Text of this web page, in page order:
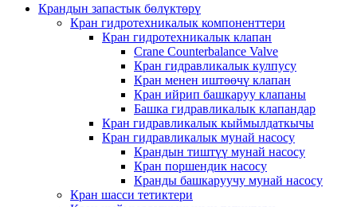
Крандын запастык бөлүктөрү
Кран гидротехникалык компоненттери
Кран гидротехникалык клапан
Crane Counterbalance Valve
Кран гидравликалык кулпусу
Кран менен иштөөчү клапан
Кран ийрип башкаруу клапаны
Башка гидравликалык клапандар
Кран гидравликалык кыймылдаткычы
Кран гидравликалык мунай насосу
Крандын тиштүү мунай насосу
Кран поршендик насосу
Кранды башкаруучу мунай насосу
Кран шасси тетиктери